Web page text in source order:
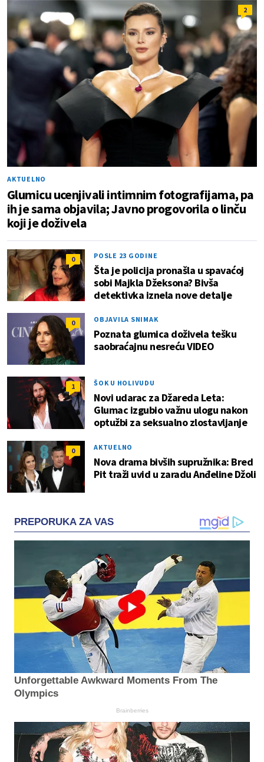
2
AKTUELNO
Glumicu ucenjivali intimnim fotografijama, pa
ih je sama objavila; Javno progovorila o linču
koji je doživela
0 POSLE 23 GODINE
Šta je policija pronašla u spavaćoj
sobi Majkla Džeksona? Bivša
detektivka iznela nove detalje
0 OBJAVILA SNIMAK
Poznata glumica doživela tešku
saobraćajnu nesreću VIDEO
1 ŠOK U HOLIVUDU
Novi udarac za Džareda Leta:
Glumac izgubio važnu ulogu nakon
optužbi za seksualno zlostavljanje
0 AKTUELNO
Nova drama bivših supružnika: Bred
Pit traži uvid u zaradu Anđeline Džoli
PREPORUKA ZA VAS
Unforgettable Awkward Moments From The
Olympics
Brainberries